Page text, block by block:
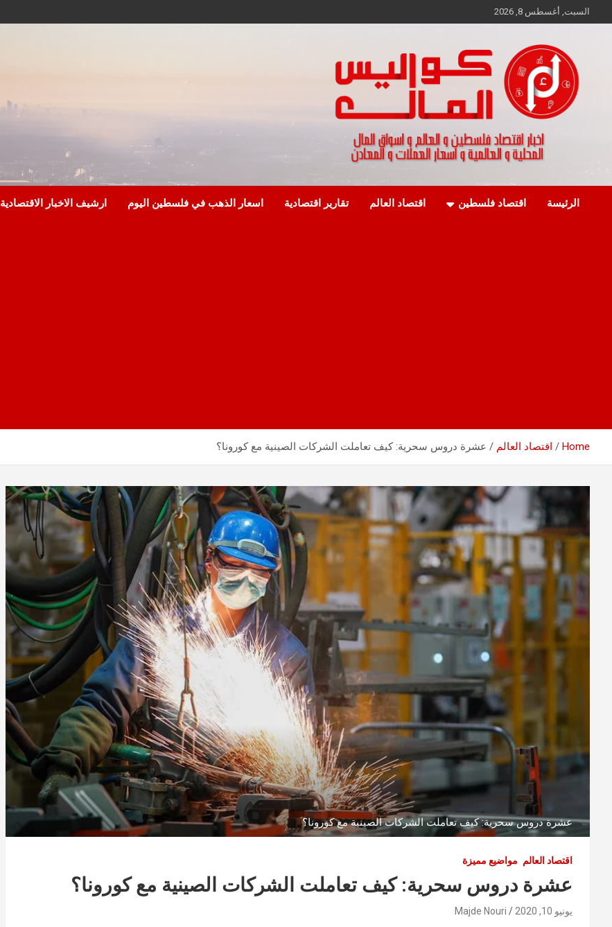
to
السبت, أغسطس 8, 2026
كواليس المال
الرئيسة اقتصاد فلسطين اقتصاد العالم تقارير اقتصادية اسعار الذهب في فلسطين اليوم ارشيف الاخبار الاقتصادية
Home اقتصاد العالم عشرة دروس سحرية: كيف تعاملت الشركات الصينية مع كورونا؟
عشرة دروس سحرية: كيف تعاملت الشركات الصينية مع كورونا؟
اقتصاد العالم مواضيع مميزة
عشرة دروس سحرية: كيف تعاملت الشركات الصينية مع كورونا؟
يونيو 10, 2020 Majde Nouri